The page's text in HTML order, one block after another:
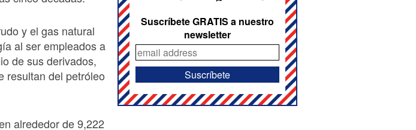
y el gas natural
al ser empleados a
de sus derivados,
resultan del petróleo
alrededor de 9,222
Suscríbete GRATIS a nuestro
newsletter